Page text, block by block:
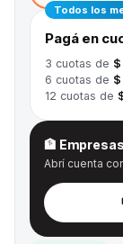
Todos los
Pagá en
3 cuotas de $
6 cuotas de $
12 cuotas de
🏦 Empresas
Abrí cuenta